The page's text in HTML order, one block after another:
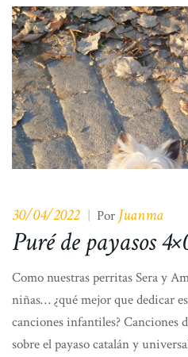
30/04/2022 Por Juanma
Puré de payasos
Como nuestras perritas Sera y
niñas… ¿qué mejor que dedicar
canciones infantiles? Canciones
sobre el payaso catalán y